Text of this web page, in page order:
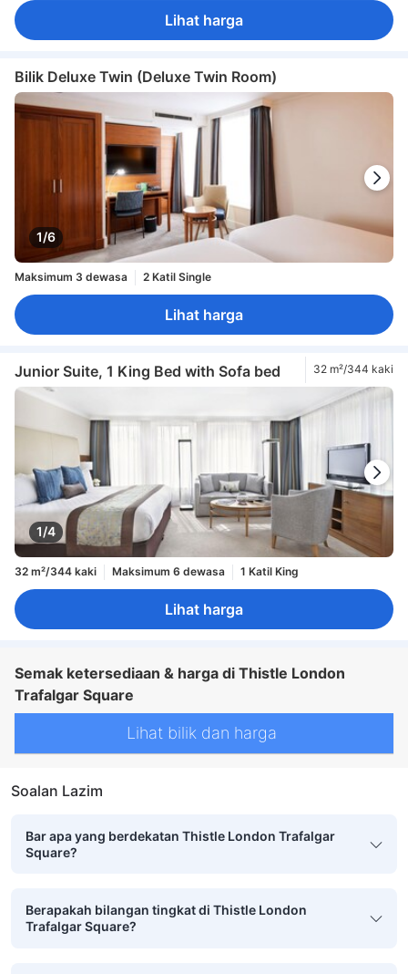
Lihat harga
Bilik Deluxe Twin (Deluxe Twin Room)
1/6
Maksimum 3 dewasa 2 Katil Single
Lihat harga
Junior Suite, 1 King Bed with Sofa bed 32 m²/344 kaki
1/4
32 m²/344 kaki Maksimum 6 dewasa 1 Katil King
Lihat harga
Semak ketersediaan & harga di Thistle London
Trafalgar Square
Lihat bilik dan harga
Soalan Lazim
Bar apa yang berdekatan Thistle London Trafalgar
Square?
Berapakah bilangan tingkat di Thistle London
Trafalgar Square?